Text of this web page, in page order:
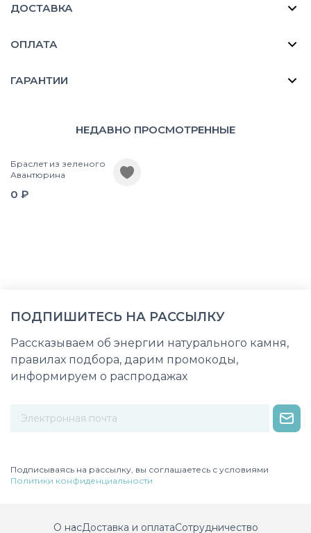
ДОСТАВКА
ОПЛАТА
ГАРАНТИИ
НЕДАВНО ПРОСМОТРЕННЫЕ
Браслет из зеленого
Авантюрина
0 ₽
ПОДПИШИТЕСЬ НА РАССЫЛКУ
Рассказываем об энергии натурального камня,
правилах подбора, дарим промокоды,
информируем о распродажах
Подписываясь на рассылку, вы соглашаетесь с условиями
Политики конфиденциальности
О насДоставка и оплатаСотрудничество